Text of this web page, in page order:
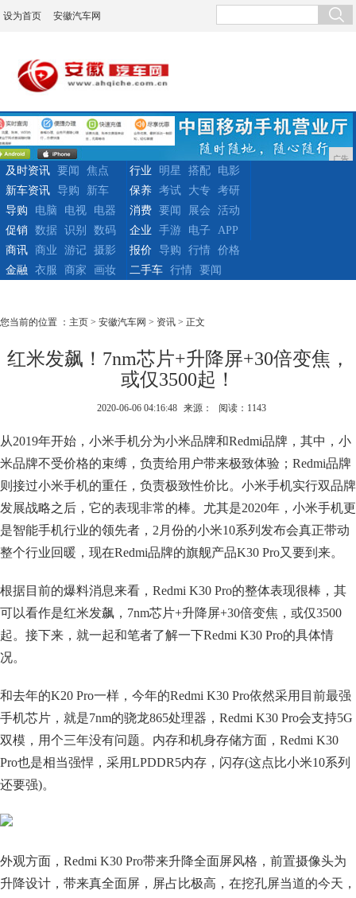
设为首页 安徽汽车网
广告
及时资讯 要闻
焦点
新车资讯
导购 新车
行业 明星 搭配
电影
保养
考试 大专
考研
导购
电脑 电视
电器
促销
数据 识别 数码
消费 要闻 展会
活动
企业
手游 电子
APP
商讯
商业 游记
摄影
金融
衣服 商家 画妆
报价 导购 行情
价格
二手车
行情 要闻
您当前的位置 ： 主页 > 安徽汽车网 > 资讯 > 正文
红米发飙！7nm芯片+升降屏+30倍变焦，
或仅3500起！
2020-06-06 04:16:48 来源： 阅读：1143
从2019年开始，小米手机分为小米品牌和Redmi品牌，其中，小
米品牌不受价格的束缚，负责给用户带来极致体验；Redmi品牌
则接过小米手机的重任，负责极致性价比。小米手机实行双品牌
发展战略之后，它的表现非常的棒。尤其是2020年，小米手机更
是智能手机行业的领先者，2月份的小米10系列发布会真正带动
整个行业回暖，现在Redmi品牌的旗舰产品K30 Pro又要到来。
根据目前的爆料消息来看，Redmi K30 Pro的整体表现很棒，其
可以看作是红米发飙，7nm芯片+升降屏+30倍变焦，或仅3500
起。接下来，就一起和笔者了解一下Redmi K30 Pro的具体情
况。
和去年的K20 Pro一样，今年的Redmi K30 Pro依然采用目前最强
手机芯片，就是7nm的骁龙865处理器，Redmi K30 Pro会支持5G
双模，用个三年没有问题。内存和机身存储方面，Redmi K30
Pro也是相当强悍，采用LPDDR5内存，闪存(这点比小米10系列
还要强)。
外观方面，Redmi K30 Pro带来升降全面屏风格，前置摄像头为
升降设计，带来真全面屏，屏占比极高，在挖孔屏当道的今天，